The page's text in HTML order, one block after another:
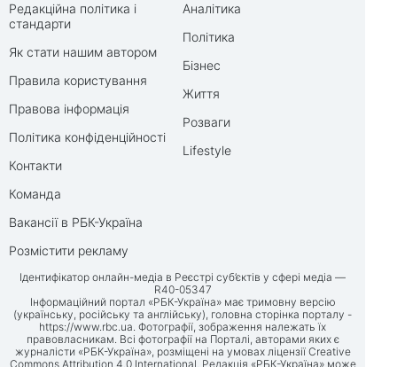
Редакційна політика і
стандарти
Як стати нашим автором
Правила користування
Правова інформація
Політика конфіденційності
Контакти
Команда
Вакансії в РБК-Україна
Розмістити рекламу
Аналітика
Політика
Бізнес
Життя
Розваги
Lifestyle
Ідентифікатор онлайн-медіа в Реєстрі суб’єктів у сфері медіа —
R40-05347
Інформаційний портал «РБК-Україна» має тримовну версію
(українську, російську та англійську), головна сторінка порталу -
https://www.rbc.ua. Фотографії, зображення належать їх
правовласникам. Всі фотографії на Порталі, авторами яких є
журналісти «РБК-Україна», розміщені на умовах ліцензії Creative
Commons Attribution 4.0 International. Редакція «РБК-Україна» може